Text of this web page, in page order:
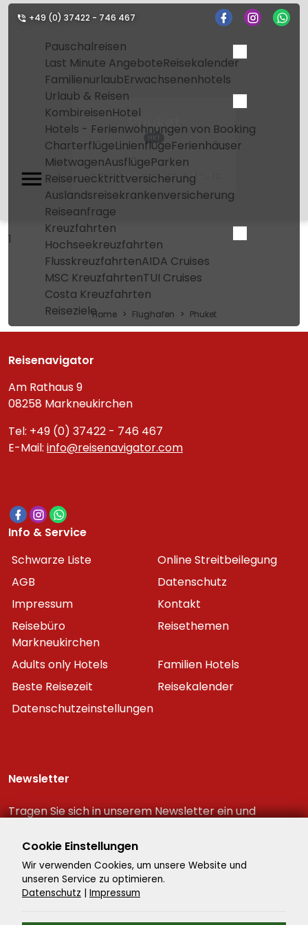
+49 (0) 37422 - 746 467
Pauschalreisen
Last Minute AngeboteReisekalender
FamilienurlaubErwachsenenhotels
Urlaub & Reisen
KombireisenHotel
Hotels - Ferienwohnungen von Booking
CharterflügeLinienflügeFerienhäuser
MietwagenAusflügeParken
Reiseruecktrittversicherung
Auslandsreisekrankenversicherung
Reiseanfrage
Kreuzfahrten
Hochseekreuzfahrten
FlusskreuzfahrtenAIDA Cruises
MSC KreuzfahrtenTUI Cruises
Costa Kreuzfahrten
Reiseziele
Phuket
HKT
Home Flughafen Phuket
1
Home Flughafen Phuket
Reisenavigator
Am Rathaus 9
08258 Markneukirchen
Tel: +49 (0) 37422 - 746 467
E-Mail: info@reisenavigator.com
Info & Service
Schwarze Liste
Online Streitbeilegung
AGB
Datenschutz
Impressum
Kontakt
Reisebüro
Markneukirchen
Reisethemen
Adults only Hotels
Familien Hotels
Beste Reisezeit
Reisekalender
Datenschutzeinstellungen
Newsletter
Tragen Sie sich in unserem Newsletter ein und
Reiseschnäppchen!
Cookie Einstellungen
Wir verwenden Cookies, um unsere Website und
unseren Service zu optimieren.
Datenschutz | Impressum